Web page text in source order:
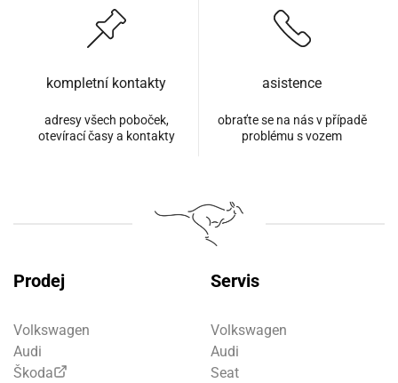
kompletní kontakty
adresy všech poboček,
otevírací časy a kontakty
asistence
obraťte se na nás v případě
problému s vozem
Prodej
Volkswagen
Audi
Škoda
Servis
Volkswagen
Audi
Seat